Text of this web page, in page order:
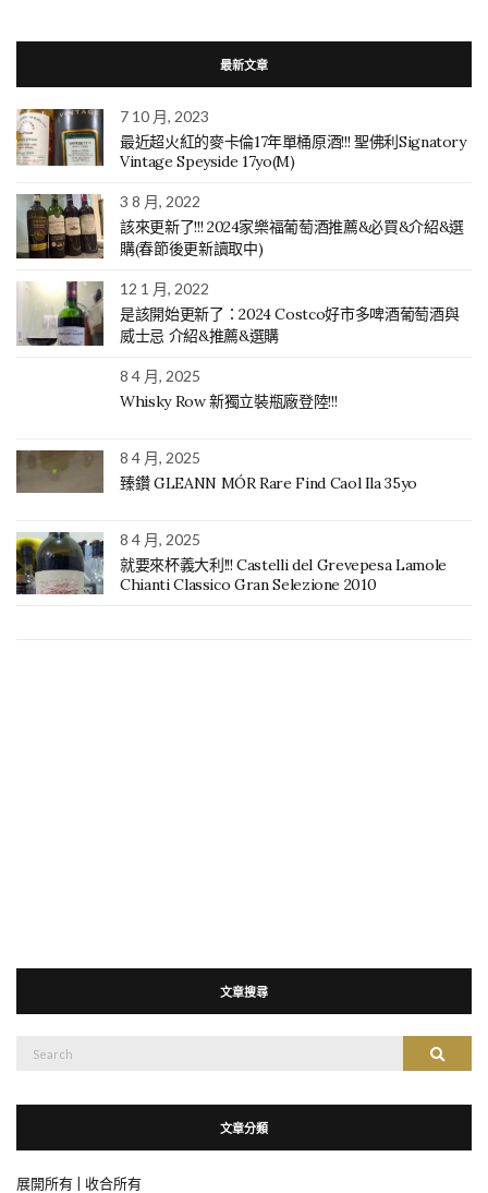
最新文章
7 10 月, 2023
最近超火紅的麥卡倫17年單桶原酒!!! 聖佛利Signatory
Vintage Speyside 17yo(M)
3 8 月, 2022
該來更新了!!! 2024家樂福葡萄酒推薦&必買&介紹&選
購(春節後更新讀取中)
12 1 月, 2022
是該開始更新了：2024 Costco好市多啤酒葡萄酒與
威士忌 介紹&推薦&選購
8 4 月, 2025
Whisky Row 新獨立裝瓶廠登陸!!!
8 4 月, 2025
臻鑽 GLEANN MÓR Rare Find Caol Ila 35yo
8 4 月, 2025
就要來杯義大利!!! Castelli del Grevepesa Lamole
Chianti Classico Gran Selezione 2010
文章搜尋
搜尋
文章分類
展開所有
收合所有